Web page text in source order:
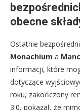
obecne
Ostatnie
Monachium a
informacji, które
dotyczące
roku, zakończony
3:0, pokazał, że